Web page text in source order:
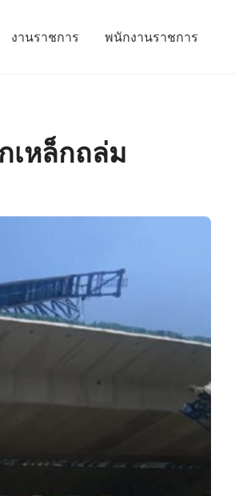
งานราชการ พนักงานราชการ
เหล็กถล่ม